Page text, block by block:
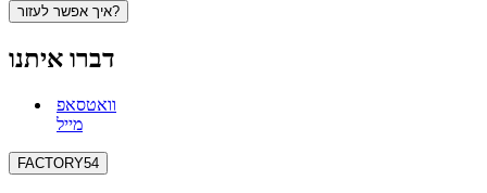
איך אפשר לעזור?
דברו איתנו
וואטסאפ
מייל
FACTORY54